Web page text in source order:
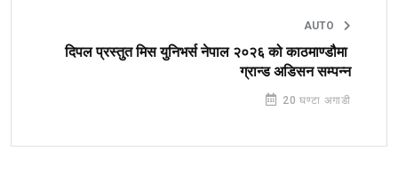
AUTO
दिपल प्रस्तुत मिस युनिभर्स नेपाल २०२६ को काठमाण्डौमा
ग्रान्ड अडिसन सम्पन्न
20 घण्टा अगाडी